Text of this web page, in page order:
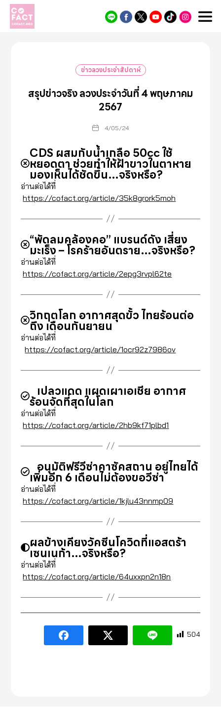
Cofact
ข่าวลวงประจำสัปดาห์
สรุปข่าวจริง ลวงประจำวันที่ 4 พฤษภาคม
2567
4/05/24
CDS ผสมกับน้ำเกลือ 50cc ใช้
หยอดตา ช่วยทำให้ฝ้าขาวในตาหาย
มองเห็นได้ชัดขึ้น…จริงหรือ?
อ่านต่อได้ที่
https://cofact.org/article/35k8grork5moh
“พัดลมคล้องคอ” แบรนด์ดัง เสี่ยง
มะเร็ง – โรคร้ายอันตราย…จริงหรือ?
อ่านต่อได้ที่
https://cofact.org/article/2epg3rvpl62te
วิกฤตโลก อากาศสุดขั้ว ไทยร้อนต่อ
ถึง เดือนกันยายน
อ่านต่อได้ที่
https://cofact.org/article/1ocr92z7986ov
เปลวแดด แผดเผาเอเชีย อากาศ
ร้อนจัดที่สุดในโลก
อ่านต่อได้ที่
https://cofact.org/article/2hb9kf71plbd1
อนุมัติฟรีวีซ่าคาซัคสถาน อยู่ไทยได้
เพิ่มอีก 6 เดือนไม่ต้องขอวีซ่า
อ่านต่อได้ที่
https://cofact.org/article/1kjlu43nnmp09
ผลข้างเคียงวัคซีนโควิดที่แอสตร้า
เซนเนก้า…จริงหรือ?
อ่านต่อได้ที่
https://cofact.org/article/64uxxpn2n18n
504